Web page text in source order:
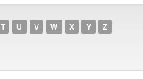
T U V W X Y Z